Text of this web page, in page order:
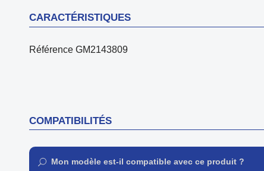
CARACTÉRISTIQUES
Référence GM2143809
COMPATIBILITÉS
Mon modèle est-il compatible avec ce produit ?